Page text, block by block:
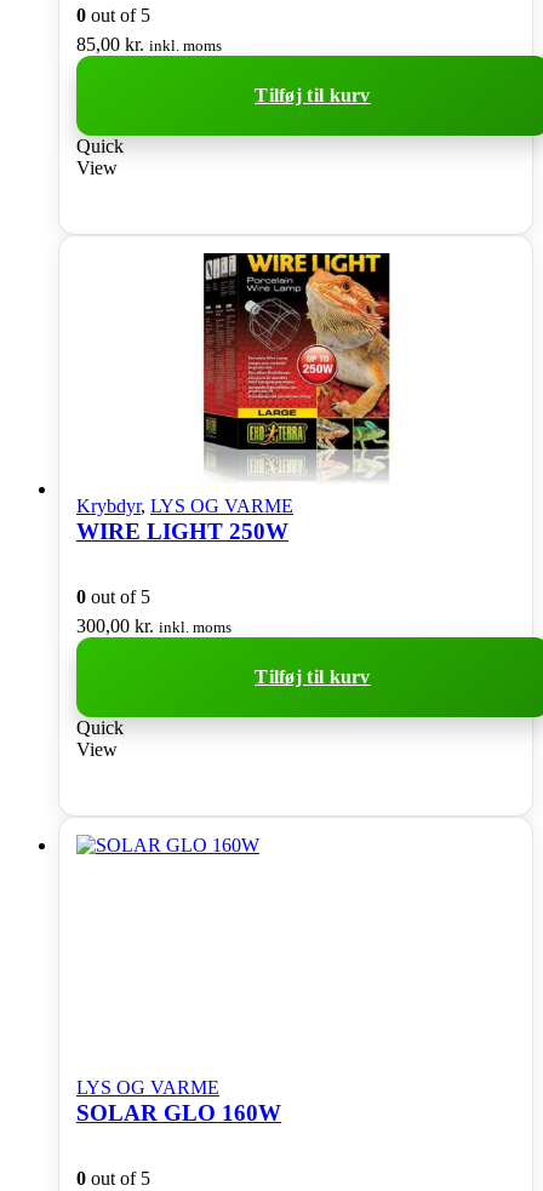
0 out of 5
85,00 kr. inkl. moms
Tilføj til kurv
Quick
View
Krybdyr, LYS OG VARME
WIRE LIGHT 250W
0 out of 5
300,00 kr. inkl. moms
Tilføj til kurv
Quick
View
LYS OG VARME
SOLAR GLO 160W
0 out of 5